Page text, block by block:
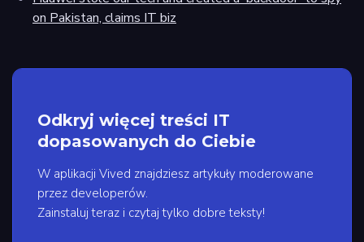
on Pakistan, claims IT biz
Odkryj więcej treści IT
dopasowanych do Ciebie
W aplikacji Vived znajdziesz artykuły moderowane
przez developerów.
Zainstaluj teraz i czytaj tylko dobre teksty!